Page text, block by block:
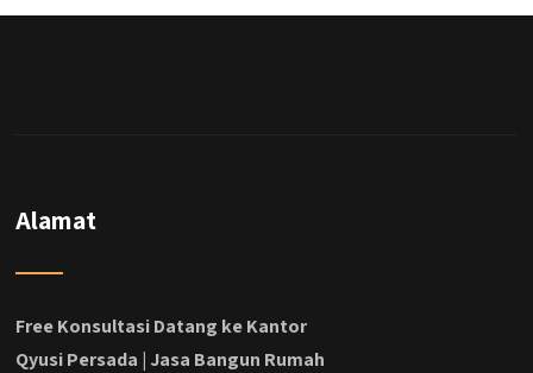
dengan budget 400an, kira kira gimana ya
#kontraktorbekasi #kontraktorinteriorjakarta
#kontraktorbangunanjabodetabek
#jasabangunrumahjabodetabek
Alamat
Free Konsultasi Datang ke Kantor
Qyusi Persada | Jasa Bangun Rumah